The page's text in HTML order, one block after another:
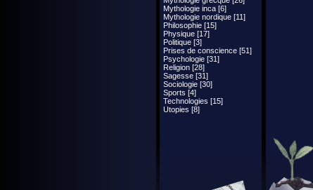
Mythologie inca [6]
Mythologie nordique [11]
Philosophie [15]
Physique [17]
Politique [3]
Prises de conscience [51]
Psychologie [31]
Religion [28]
Sagesse [31]
Sociologie [30]
Sports [4]
Technologies [15]
Utopies [8]